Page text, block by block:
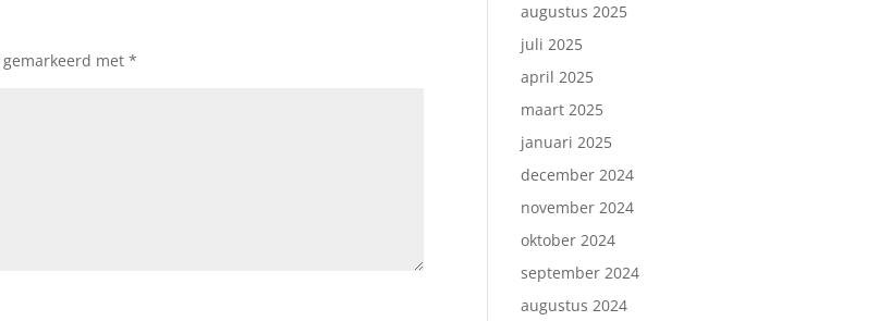
gemarkeerd met*
augustus 2025
juli 2025
april 2025
maart 2025
januari 2025
december 2024
november 2024
oktober 2024
september 2024
augustus 2024